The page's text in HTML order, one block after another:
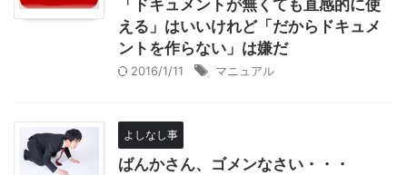
「ドキュメントが無くても直感的に使
える」はいいけれど「だからドキュメ
ントを作らない」は嫌だ
2016/1/11 マニュアル
よしなし事
ばんかさん、ゴメンなさい・・・